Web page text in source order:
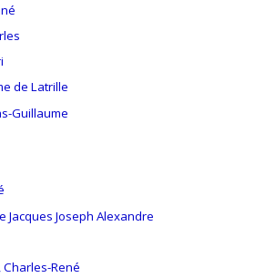
de Latrille
Guillaume
Jacques Joseph Alexandre
René